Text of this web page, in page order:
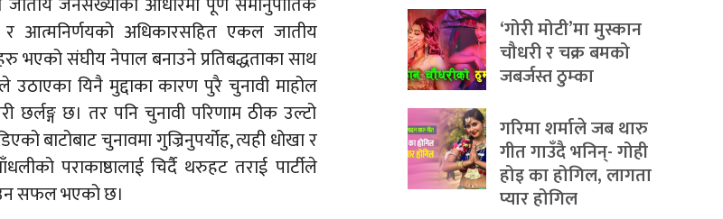
र आत्मनिर्णयको अधिकारसहित एकल जातीय
भएको संघीय नेपाल बनाउने प्रतिबद्धताका साथ
उठाएका यिनै मुद्दाका कारण पुरै चुनावी माहोल
छ। तर पनि चुनावी परिणाम ठीक उल्टो
बाटोबाट चुनावमा गुज्रिनुपर्योह, त्यही धोखा र
पराकाष्ठालाई चिर्दै थरुहट तराई पार्टीले
सफल भएको छ।
‘गोरी मोटी’मा मुस्कान
चौधरी र चक्र बमको
जबर्जस्त ठुम्का
गरिमा शर्माले जब थारु
गीत गाउँदै भनिन्- गोही
होइ का होगिल, लागता
प्यार होगिल